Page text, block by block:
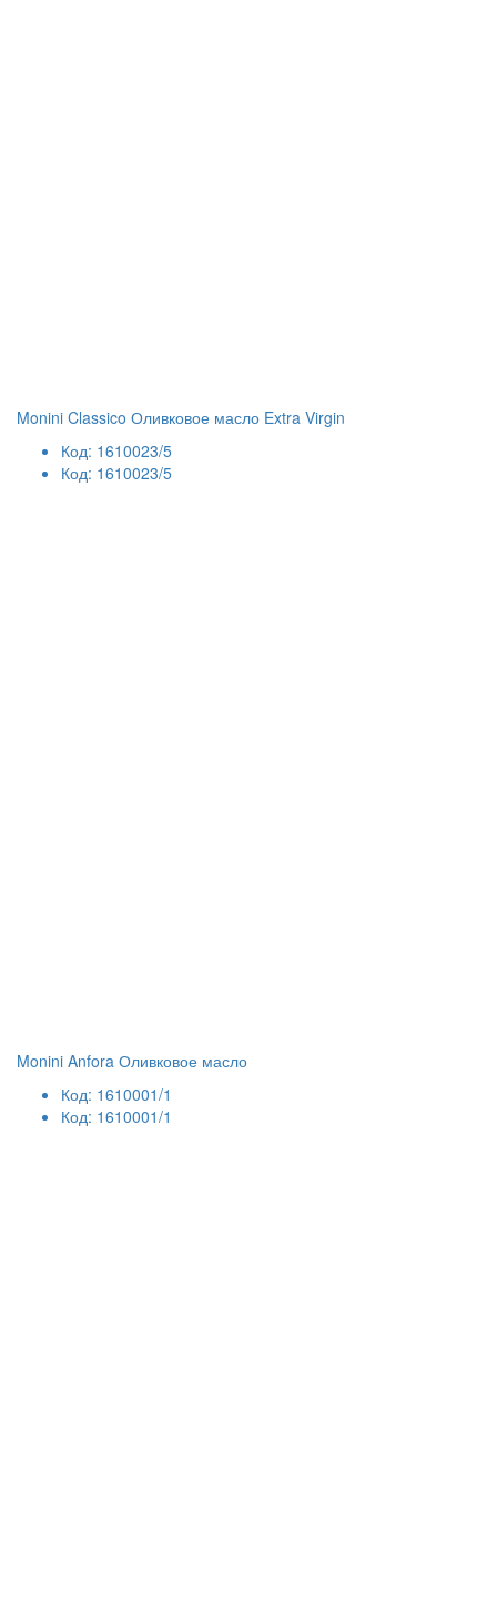
Monini Classico Оливковое масло Extra Virgin
Код: 1610023/5
Код: 1610023/5
Monini Anfora Оливковое масло
Код: 1610001/1
Код: 1610001/1